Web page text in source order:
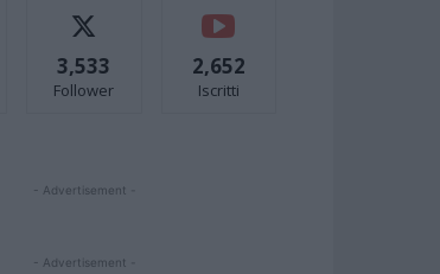
3,533
Follower
2,652
Iscritti
- Advertisement -
- Advertisement -